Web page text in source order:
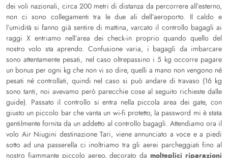
dei voli nazionali, circa 200 metri di distanza da percorrere all’esterno,
non ci sono collegamenti tra le due ali dell’aeroporto. Il caldo e
l’umidità si fanno già sentire di mattina, varcato il controllo bagagli ai
raggi X entriamo nell’area dei check-in proprio quando quello del
nostro volo sta aprendo. Confusione varia, i bagagli da imbarcare
sono attentamente pesati, nel caso oltrepassino i 5 kg occorre pagare
un bonus per ogni kg che non vi so dire, quelli a mano non vengono né
pesati né controllati, quindi nel caso si può andare di travaso (16 kg
sono tanti, noi avevamo però parecchie cose al seguito richieste dalle
guide). Passato il controllo si entra nella piccola area dei gate, con
giusto un piccolo bar che vanta un wi-fi protetto, la password mi è stata
gentilmente fornita da un addetto al controllo bagagli. Attendiamo ora il
volo Air Niugini destinazione Tari, viene annunciato a voce e a piedi
sotto ad una passerella ci inoltriamo tra gli aerei parcheggiati fino al
nostro fiammante piccolo aereo, decorato damolteplici riparazioni